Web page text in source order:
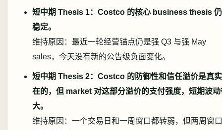
短中期 Thesis 1：Costco 的核心 business thesis
稳定。
维持原因：最近一轮经营锚点仍是强 Q3 与强 May
sales，今天没有新的公告级负面变化。
短中期 Thesis 2：Costco 的防御性和信任溢价是真
在的，但 market 对这部分溢价的支付强度，短期波动
大。
维持原因：一个交易日和一周窗口都转弱，但两周窗口